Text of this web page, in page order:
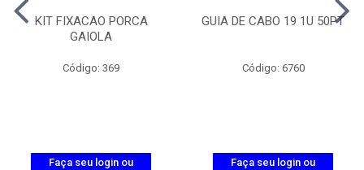
KIT FIXACAO PORCA
GAIOLA
Código: 369
Faça seu login ou
GUIA DE CABO 19 1U 50PT
Código: 6760
Faça seu login ou